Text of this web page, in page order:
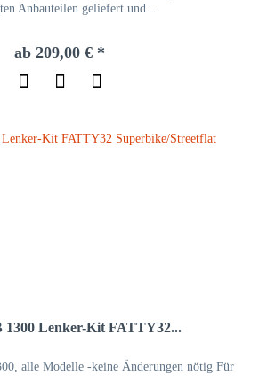
Anbauteilen geliefert und...
ab 209,00 € *
1300 Lenker-Kit FATTY32...
alle Modelle -keine Änderungen nötig Für